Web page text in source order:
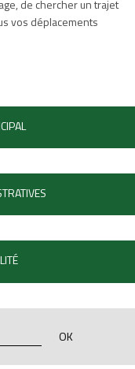
de chercher un trajet
vos déplacements
OK